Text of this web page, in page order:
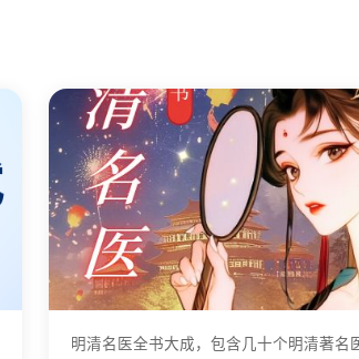
明清名医全书大成，包含几十个明清著名